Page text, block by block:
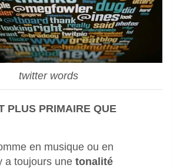
twitter words
PLUS PRIMAIRE QUE
en musique ou en
a toujours une tonalité